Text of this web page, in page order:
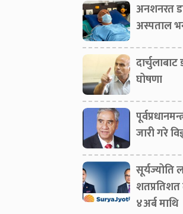
अनशनरत
अस्पताल
घोषणा
जारी गरे
शतप्रतिशत
४अर्ब माथि